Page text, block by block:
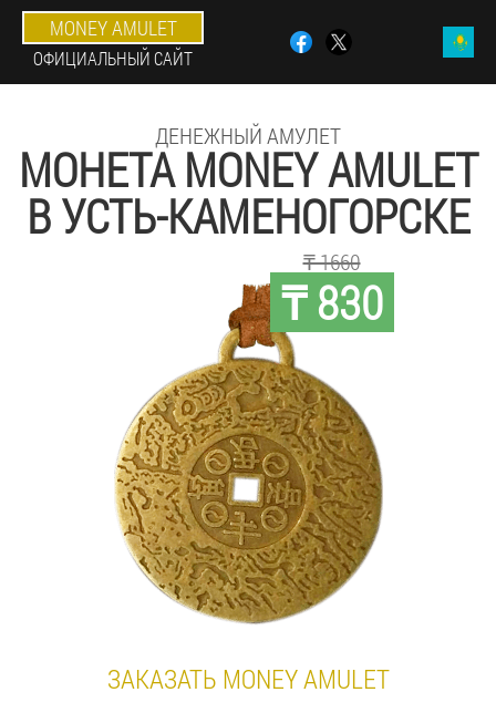
MONEY AMULET
ОФИЦИАЛЬНЫЙ САЙТ
ДЕНЕЖНЫЙ АМУЛЕТ
МОНЕТА MONEY AMULET
В УСТЬ-КАМЕНОГОРСКЕ
₸ 830
₸ 1660
ЗАКАЗАТЬ MONEY AMULET